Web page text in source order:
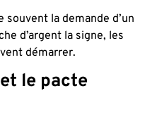
la demande d’un
d’argent la signe, les
démarrer.
le pacte